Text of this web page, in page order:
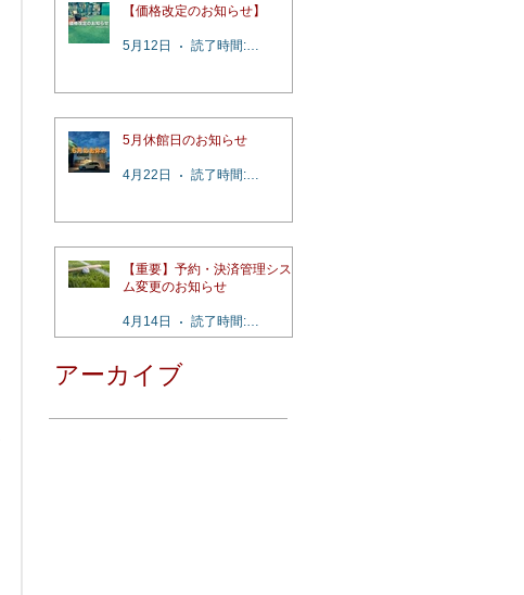
【価格改定のお知らせ】
5月12日 読了時間: 2分
5月休館日のお知らせ
4月22日 読了時間: 1分
【重要】予約・決済管理システ
ム変更のお知らせ
4月14日 読了時間: 4分
アーカイブ